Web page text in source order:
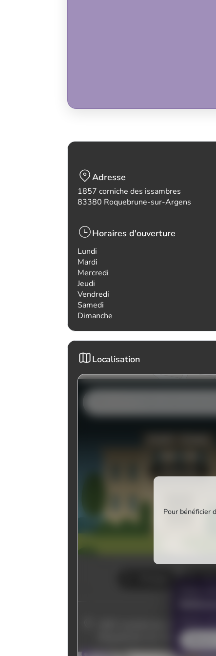
Adresse
1857 corniche des issambres
83380 Roquebrune-sur-Argens
Horaires d'ouverture
Lundi
Mardi
Mercredi
Jeudi
Vendredi
Samedi
Dimanche
Localisation